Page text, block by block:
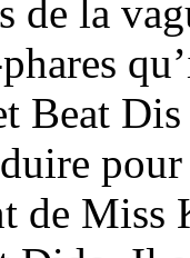
de la
Beat
de